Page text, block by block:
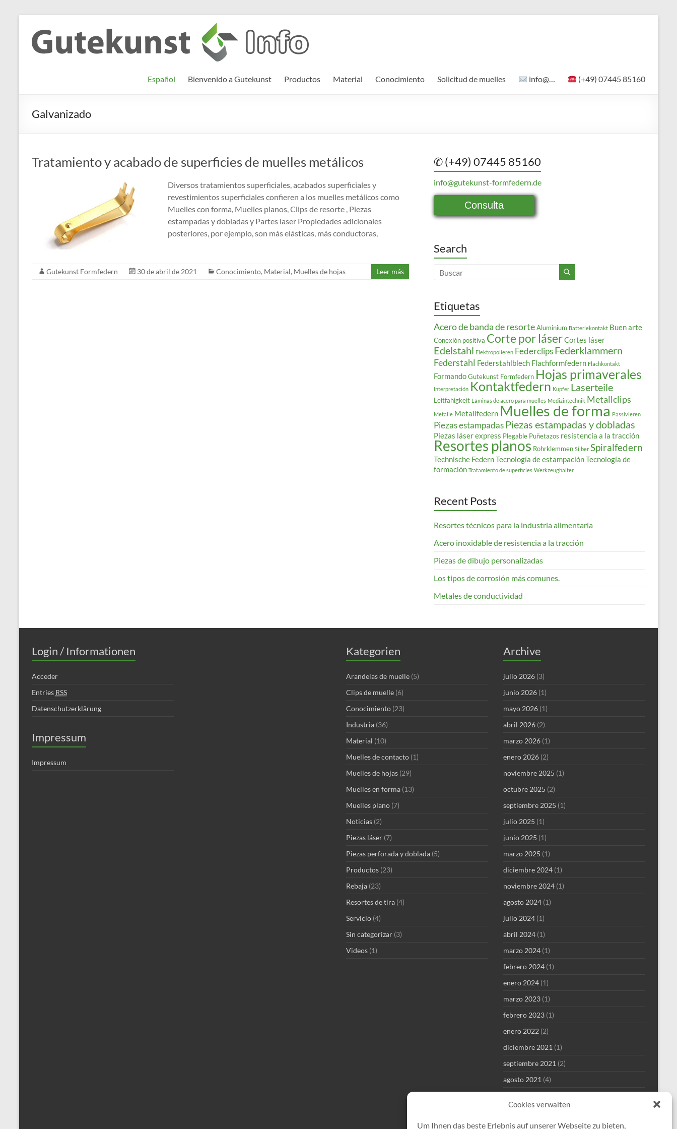
Cookies verwalten
Um Ihnen das beste Erlebnis auf unserer Webseite zu bieten,
contenido
Gutekunst
Formfedern
Informationen
und
Wissenswertes
Español Bienvenido a Gutekunst Productos Material Conocimiento Solicitud de muelles info@… (+49) 07445 85160
Galvanizado
Tratamiento y acabado de superficies de muelles metálicos
Diversos tratamientos superficiales, acabados superficiales y
revestimientos superficiales confieren a los muelles metálicos como
Muelles con forma, Muelles planos, Clips de resorte , Piezas
estampadas y dobladas y Partes laser Propiedades adicionales
posteriores, por ejemplo, son más elásticas, más conductoras,
Gutekunst Formfedern 30 de abril de 2021 Conocimiento, Material, Muelles de hojas Leer más
✆ (+49) 07445 85160
info@gutekunst-formfedern.de
Consulta
Search
Etiquetas
Acero de banda de resorteAluminium Batteriekontakt Buen arte
Conexión positiva Corte por láserCortes láser
Edelstahl Elektropolieren FederclipsFederklammern
Federstahl Federstahlblech Flachformfedern Flachkontakt
FormandoGutekunst Formfedern Hojas primaverales
Interpretación Kontaktfedern Kupfer Laserteile
Leitfähigkeit Láminas de acero para muelles Medizintechnik Metallclips
Metalle Metallfedern Muelles de forma Passivieren
Piezas estampadas Piezas estampadas y dobladas
Piezas láser express Plegable Puñetazos resistencia a la tracción
Resortes planos Rohrklemmen Silber Spiralfedern
Technische FedernTecnología de estampaciónTecnología de
formación Tratamiento de superficies Werkzeughalter
Recent Posts
Resortes técnicos para la industria alimentaria
Acero inoxidable de resistencia a la tracción
Piezas de dibujo personalizadas
Los tipos de corrosión más comunes.
Metales de conductividad
Login / Informationen
Acceder
Entries RSS
Datenschutzerklärung
Impressum
Impressum
Kategorien
Arandelas de muelle (5)
Clips de muelle (6)
Conocimiento (23)
Industria (36)
Material (10)
Muelles de contacto (1)
Muelles de hojas (29)
Muelles en forma (13)
Muelles plano (7)
Noticias (2)
Piezas láser (7)
Piezas perforada y doblada (5)
Productos (23)
Rebaja (23)
Resortes de tira (4)
Servicio (4)
Sin categorizar (3)
Videos (1)
Archive
julio 2026 (3)
junio 2026 (1)
mayo 2026 (1)
abril 2026 (2)
marzo 2026 (1)
enero 2026 (2)
noviembre 2025 (1)
octubre 2025 (2)
septiembre 2025 (1)
julio 2025 (1)
junio 2025 (1)
marzo 2025 (1)
diciembre 2024 (1)
noviembre 2024 (1)
agosto 2024 (1)
julio 2024 (1)
abril 2024 (1)
marzo 2024 (1)
febrero 2024 (1)
enero 2024 (1)
marzo 2023 (1)
febrero 2023 (1)
enero 2022 (2)
diciembre 2021 (1)
septiembre 2021 (2)
agosto 2021 (4)